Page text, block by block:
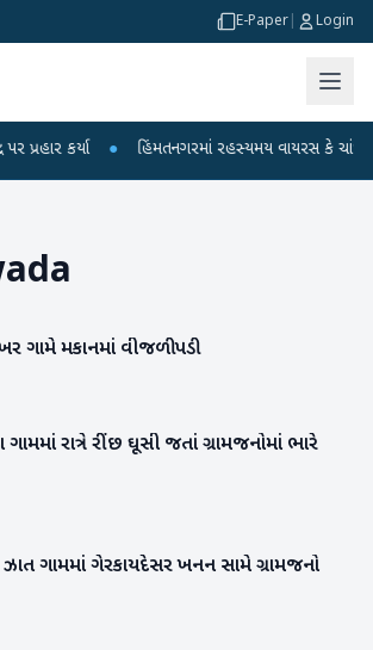
E-Paper Login
કર્યા ● હિંમતનગરમાં રહસ્યમય વાયરસ કે ચાંદીપુરા?
ગામે મકાનમાં વીજળી પડી
ગામમાં રાત્રે રીંછ ઘૂસી જતાં ગ્રામજનોમાં ભારે
ઝાત ગામમાં ગેરકાયદેસર ખનન સામે ગ્રામજનો